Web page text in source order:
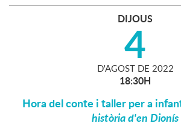
DIJOUS
4
D'AGOST DE 2022
18:30H
Hora del conte i taller per a
història d'en Dionís